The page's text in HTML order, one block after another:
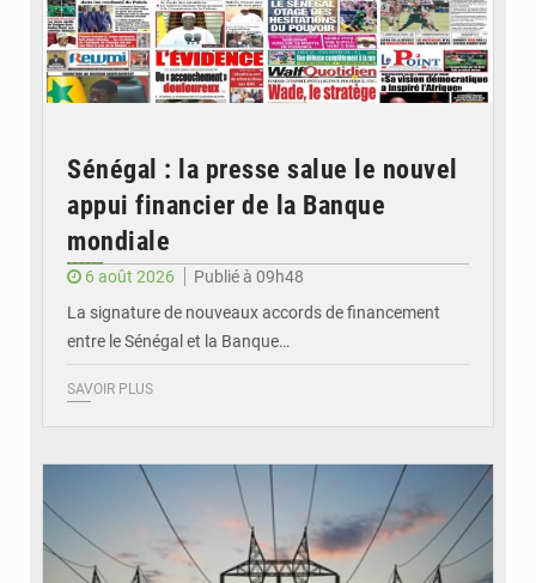
Sénégal : la presse salue le nouvel
appui financier de la Banque
mondiale
6 août 2026
Publié à 09h48
La signature de nouveaux accords de financement
entre le Sénégal et la Banque…
SAVOIR PLUS